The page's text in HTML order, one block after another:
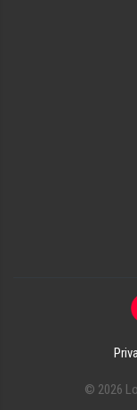
© 2026